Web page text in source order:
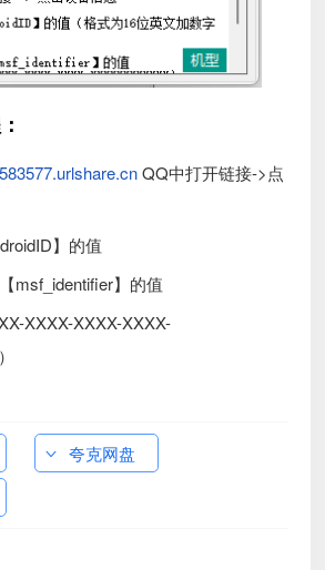
QQ中打开链接->点
】的值
msf_identifier】的值
XXXX-XXXX-XXXX-
夸克网盘